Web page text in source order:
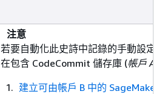
注意
若要自動化此史詩中記錄的手動設定
在包含 CodeCommit 儲存庫 (帳戶 A
建立可由帳戶 B 中的 SageMaker